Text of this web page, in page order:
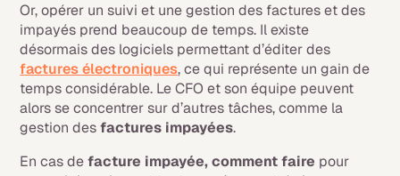
Or, opérer un suivi et une gestion des factures et des
impayés prend beaucoup de temps. Il existe
désormais des logiciels permettant d’éditer des
factures électroniques, ce qui représente un gain de
temps considérable. Le CFO et son équipe peuvent
alors se concentrer sur d’autres tâches, comme la
gestion desfactures impayées.
En cas defacture impayée, comment faire pour